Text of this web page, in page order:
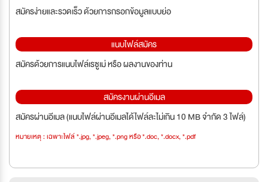
สมัครง่ายและรวดเร็ว ด้วยการกรอกข้อมูลแบบย่อ
แนบไฟล์สมัคร
สมัครด้วยการแนบไฟล์เรซูเม่ หรือ ผลงานของท่าน
สมัครงานผ่านอีเมล
สมัครผ่านอีเมล (แนบไฟล์ผ่านอีเมลได้ไฟล์ละไม่เกิน 10 MB จำกัด 3 ไฟล์)
หมายเหตุ : เฉพาะไฟล์ *.jpg, *.jpeg, *.png หรือ *.doc, *.docx, *.pdf